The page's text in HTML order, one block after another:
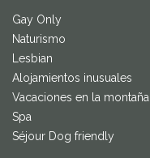
Gay Only
Naturismo
Lesbian
Alojamientos inusuales
Vacaciones en la montaña
Spa
Séjour Dog friendly